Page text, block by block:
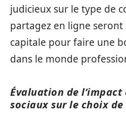
judicieux sur le type de
partagez en ligne seront
capitale pour faire une
dans le monde
Évaluation de l’impact
sociaux sur le choix